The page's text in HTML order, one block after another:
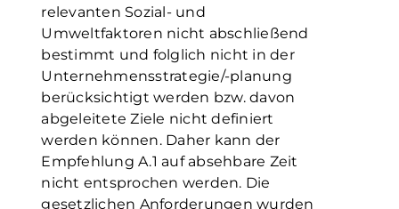
relevanten Sozial- und
Umweltfaktoren nicht abschließend
bestimmt und folglich nicht in der
Unternehmensstrategie/-planung
berücksichtigt werden bzw. davon
abgeleitete Ziele nicht definiert
werden können. Daher kann der
Empfehlung A.1 auf absehbare Zeit
nicht entsprochen werden. Die
gesetzlichen Anforderungen wurden